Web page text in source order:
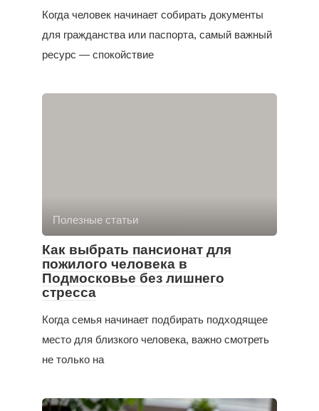
Когда человек начинает собирать документы
для гражданства или паспорта, самый важный
ресурс — спокойствие
Полезные статьи
Как выбрать пансионат для
пожилого человека в
Подмосковье без лишнего
стресса
Когда семья начинает подбирать подходящее
место для близкого человека, важно смотреть
не только на